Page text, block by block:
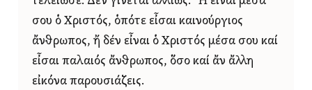
σου ὁ Χριστός, ὁπότε εἶσαι καινούργιος
ἄνθρωπος, ἤ δέν εἶναι ὁ Χριστός μέσα σου καί
εἶσαι παλαιός ἄνθρωπος, ὅσο καί ἄν ἄλλη
εἰκόνα παρουσιάζεις.